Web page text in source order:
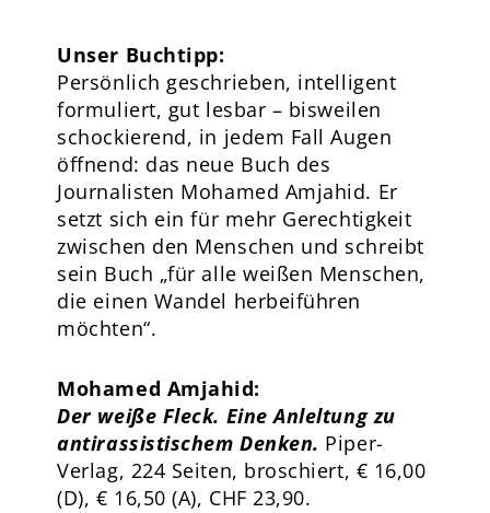
Unser Buchtipp:
Persönlich geschrieben, intelligent
formuliert, gut lesbar – bisweilen
schockierend, in jedem Fall Augen
öffnend: das neue Buch des
Journalisten Mohamed Amjahid. Er
setzt sich ein für mehr Gerechtigkeit
zwischen den Menschen und schreibt
sein Buch „für alle weißen Menschen,
die einen Wandel herbeiführen
möchten“.
Mohamed Amjahid:
Der weiße Fleck. Eine Anleltung zu
antirassistischem Denken. Piper-
Verlag, 224 Seiten, broschiert, € 16,00
(D), € 16,50 (A), CHF 23,90.